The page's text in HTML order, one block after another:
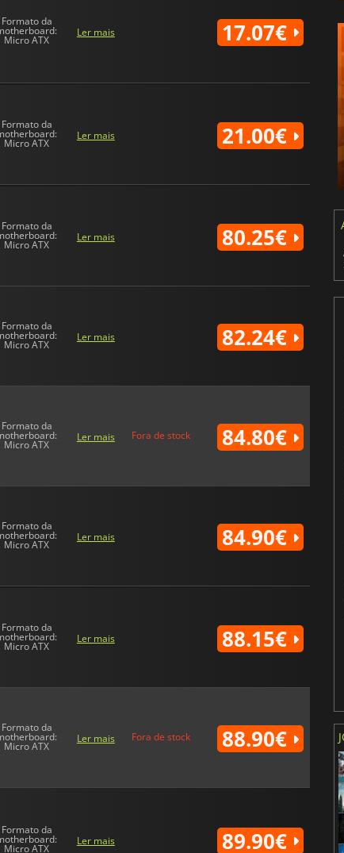
Formato da
Micro ATX
Ler mais 17.07€
Formato da
Micro ATX
Ler mais 21.00€
Formato da
Micro ATX
Ler mais 80.25€
Formato da
Micro ATX
Ler mais 82.24€
Formato da
Micro ATX
Ler mais Fora de stock 84.80€
Formato da
Micro ATX
Ler mais 84.90€
Formato da
Micro ATX
Ler mais 88.15€
Formato da
Micro ATX
Ler mais Fora de stock 88.90€
Formato da
Micro ATX
Ler mais 89.90€